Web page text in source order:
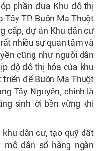
phần đưa Khu đô thị
Tây TP. Buôn Ma Thuột
cấp, dự án Khu dân cư
nhiều sự quan tâm và
cũng như người dân
độ đô thị hóa của khu
để Buôn Ma Thuột
Tây Nguyên, chính là
sinh lời bền vững khi
dân cư, tạo quỹ đất
dân số hàng ngàn